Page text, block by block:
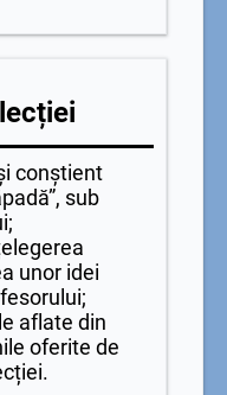
conștient
sub
unor idei
aflate din
oferite de